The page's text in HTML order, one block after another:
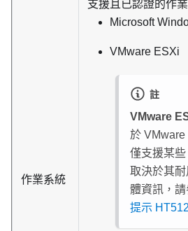
作業系統
支援且已認證的作業
Microsoft
VMware ESXi
註
VMware
於 VMware
僅支援某
取決於其
體資訊，請
提示